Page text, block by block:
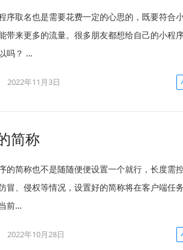
序取名也是需要花费一定的心思的，既要符合
带来更多的流量。很多朋友都想给自己的小程
吗？ …
2022年11月3日
简称
的简称也不是随随便便设置一个就行，长度需
冒、侵权等情况，设置好的简称将在客户端任
前…
2022年10月28日